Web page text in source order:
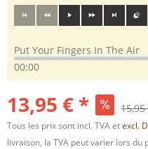
Put Your Fingers In The Air
00:00
13,95 € *
Tous les prix sont incl. TVA etexcl.
livraison, la TVA peut varier lors du